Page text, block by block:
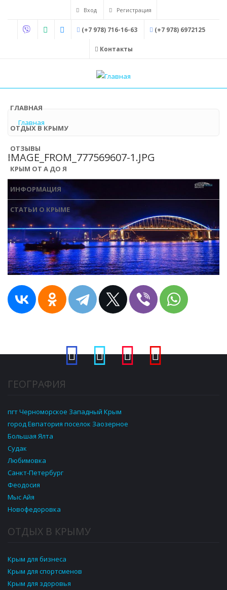
основному
Вход Регистрация
(+7 978) 716-16-63 (+7 978) 6972125
Контакты
ГЛАВНАЯ
ОТДЫХ В КРЫМУ
ОТЗЫВЫ
КРЫМ ОТ А ДО Я
ИНФОРМАЦИЯ
СТАТЬИ О КРЫМЕ
Главная
IMAGE_FROM_777569607-1.JPG
ГЕОГРАФИЯ
пгт Черноморское Западный Крым
город Евпатория поселок Заозерное
Большая Ялта
Судак
Любимовка
Санкт-Петербург
Феодосия
Мыс Айя
Новофедоровка
ОТДЫХ В КРЫМУ
Крым для бизнеса
Крым для спортсменов
Крым для здоровья